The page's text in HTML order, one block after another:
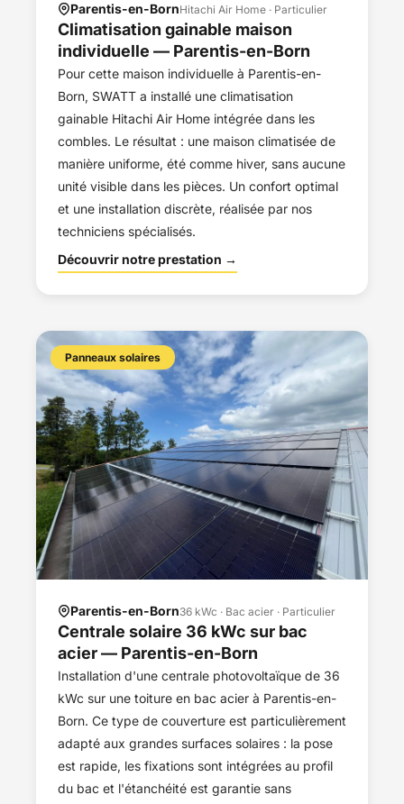
Parentis-en-BornHitachi Air Home · Particulier
Climatisation gainable maison
individuelle — Parentis-en-Born
Pour cette maison individuelle à Parentis-en-
Born, SWATT a installé une climatisation
gainable Hitachi Air Home intégrée dans les
combles. Le résultat : une maison climatisée de
manière uniforme, été comme hiver, sans aucune
unité visible dans les pièces. Un confort optimal
et une installation discrète, réalisée par nos
techniciens spécialisés.
Découvrir notre prestation →
Panneaux solaires
Parentis-en-Born36 kWc · Bac acier · Particulier
Centrale solaire 36 kWc sur bac
acier — Parentis-en-Born
Installation d'une centrale photovoltaïque de 36
kWc sur une toiture en bac acier à Parentis-en-
Born. Ce type de couverture est particulièrement
adapté aux grandes surfaces solaires : la pose
est rapide, les fixations sont intégrées au profil
du bac et l'étanchéité est garantie sans